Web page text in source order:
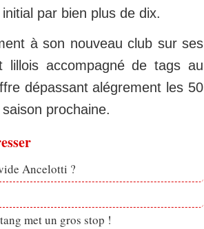
par bien plus de dix.
à son nouveau club sur ses
lillois accompagné de tags au
dépassant alégrement les 50
prochaine.
Ancelotti ?
met un gros stop !